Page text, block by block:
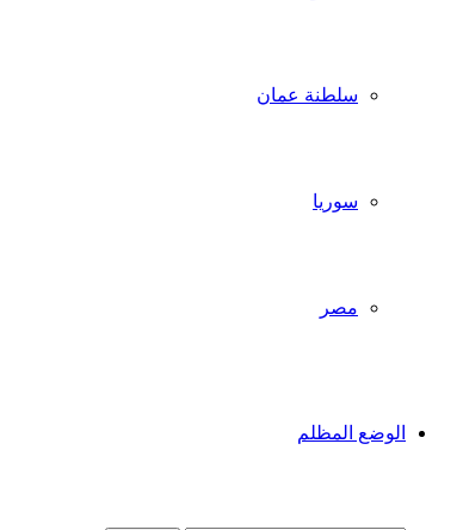
سلطنة عمان
سوريا
مصر
الوضع المظلم